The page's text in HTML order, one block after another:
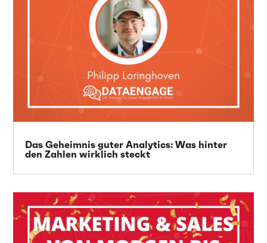
Das Geheimnis guter Analytics: Was hinter
den Zahlen wirklich steckt